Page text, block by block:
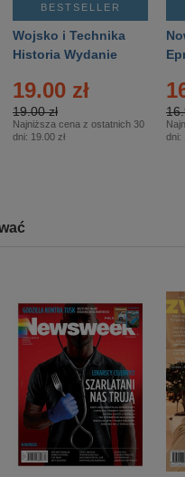
BESTSELLER
Wojsko i Technika
Historia Wydanie
– 2/2026
19.00 zł
19.00 zł
Najniższa cena z ostatnich 30
dni: 19.00 zł
dni: